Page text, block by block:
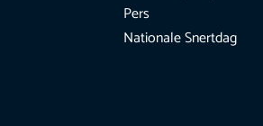
Pers
Nationale Snertdag